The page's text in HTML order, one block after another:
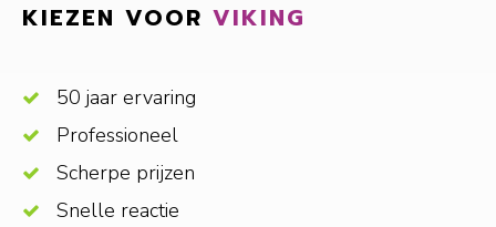
KIEZEN VOOR VIKING
50 jaar ervaring
Professioneel
Scherpe prijzen
Snelle reactie